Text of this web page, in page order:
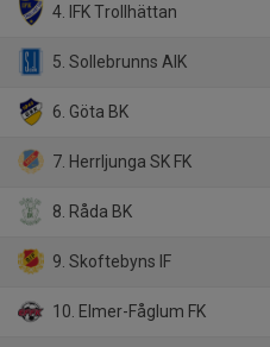
4. IFK Trollhättan
5. Sollebrunns AIK
6. Göta BK
7. Herrljunga SK FK
8. Råda BK
9. Skoftebyns IF
10. Elmer-Fåglum FK